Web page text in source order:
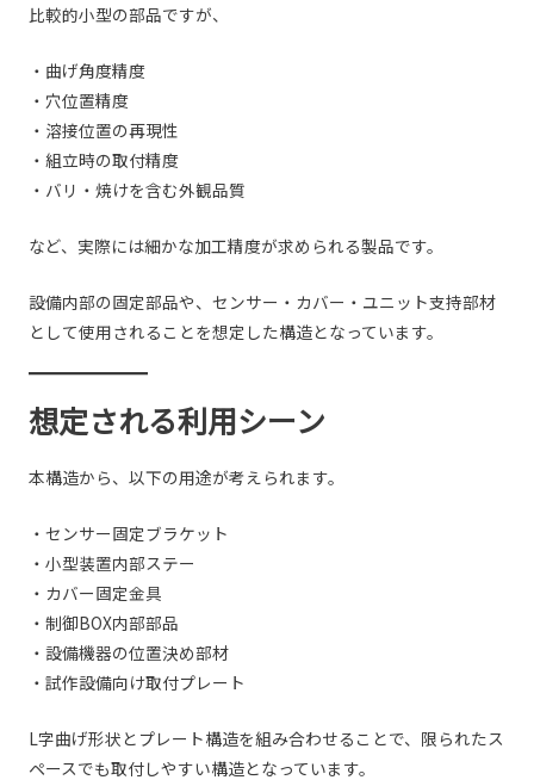
比較的小型の部品ですが、
・曲げ角度精度
・穴位置精度
・溶接位置の再現性
・組立時の取付精度
・バリ・焼けを含む外観品質
など、実際には細かな加工精度が求められる製品です。
設備内部の固定部品や、センサー・カバー・ユニット支持部材
として使用されることを想定した構造となっています。
想定される利用シーン
本構造から、以下の用途が考えられます。
・センサー固定ブラケット
・小型装置内部ステー
・カバー固定金具
・制御BOX内部部品
・設備機器の位置決め部材
・試作設備向け取付プレート
L字曲げ形状とプレート構造を組み合わせることで、限られたス
ペースでも取付しやすい構造となっています。